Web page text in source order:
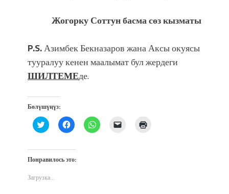
Жогорку Соттун басма сөз кызматы
P.S.Азимбек Бекназаров жана Аксы окуясы
тууралуу кенен маалымат бул жердеги
ШИЛТЕМЕде.
Бөлүшүңүз:
Нажмите,
чтобы
Twitter
(Открывается
в
окне)
Нажмите,
чтобы
Facebook
(Открывается
в
Нажмите,
чтобы
Послать
ссылку
Понравилось это:
Загрузка...